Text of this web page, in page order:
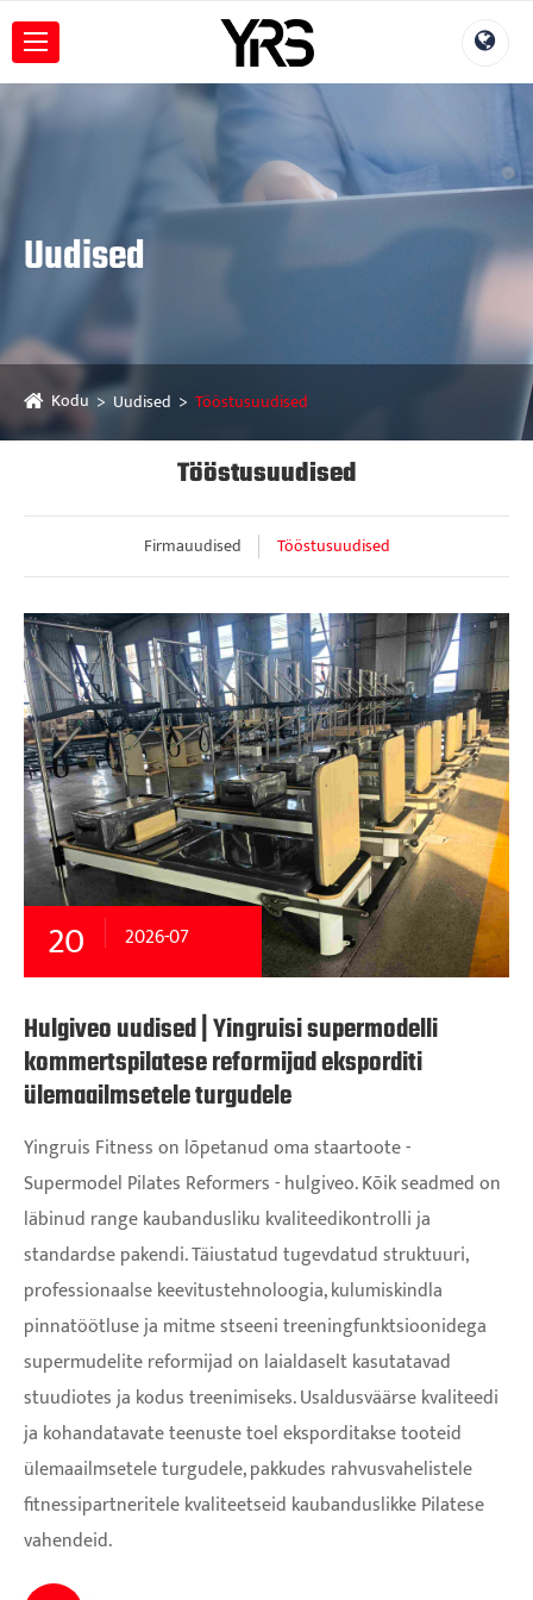
Uudised
Kodu Uudised Tööstusuudised
Tööstusuudised
Firmauudised Tööstusuudised
20 2026-07
Hulgiveo uudised | Yingruisi supermodelli
kommertspilatese reformijad eksporditi
ülemaailmsetele turgudele
Yingruis Fitness on lõpetanud oma staartoote -
Supermodel Pilates Reformers - hulgiveo. Kõik seadmed on
läbinud range kaubandusliku kvaliteedikontrolli ja
standardse pakendi. Täiustatud tugevdatud struktuuri,
professionaalse keevitustehnoloogia, kulumiskindla
pinnatöötluse ja mitme stseeni treeningfunktsioonidega
supermudelite reformijad on laialdaselt kasutatavad
stuudiotes ja kodus treenimiseks. Usaldusväärse kvaliteedi
ja kohandatavate teenuste toel eksporditakse tooteid
ülemaailmsetele turgudele, pakkudes rahvusvahelistele
fitnessipartneritele kvaliteetseid kaubanduslikke Pilatese
vahendeid.